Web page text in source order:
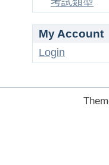
My Account
Login